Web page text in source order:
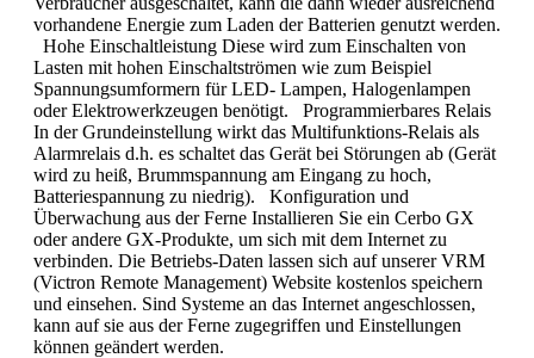
vorhandene Energie zum Laden der Batterien genutzt werden.
Hohe Einschaltleistung Diese wird zum Einschalten von
Lasten mit hohen Einschaltströmen wie zum Beispiel
Spannungsumformern für LED- Lampen, Halogenlampen
oder Elektrowerkzeugen benötigt. Programmierbares Relais
In der Grundeinstellung wirkt das Multifunktions-Relais als
Alarmrelais d.h. es schaltet das Gerät bei Störungen ab (Gerät
wird zu heiß, Brummspannung am Eingang zu hoch,
Batteriespannung zu niedrig). Konfiguration und
Überwachung aus der Ferne Installieren Sie ein Cerbo GX
oder andere GX-Produkte, um sich mit dem Internet zu
verbinden. Die Betriebs-Daten lassen sich auf unserer VRM
(Victron Remote Management) Website kostenlos speichern
und einsehen. Sind Systeme an das Internet angeschlossen,
kann auf sie aus der Ferne zugegriffen und Einstellungen
können geändert werden.